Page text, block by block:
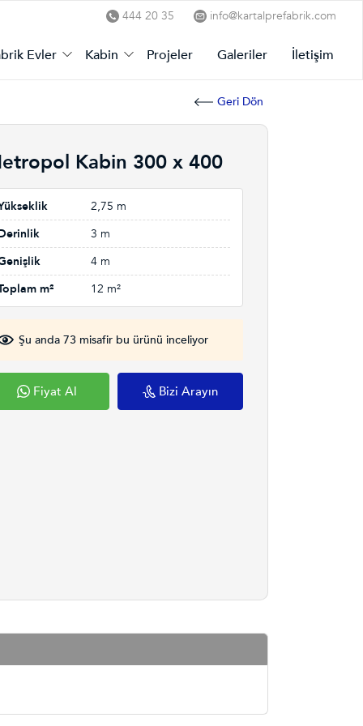
444 20 35 info@kartalprefabrik.com
Evler Kabin Projeler Galeriler İletişim
Geri Dön
Kabin 300 x 400
2,75 m
3 m
4 m
m²
12 m²
Şu anda 73 misafir bu ürünü inceliyor
Fiyat Al Bizi Arayın